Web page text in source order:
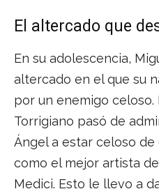
El altercado que
En su adolescencia,
altercado en el que su
por un enemigo
Torrigiano pasó de
Ángel a estar celoso
como el mejor artista
Medici. Esto le llevo a